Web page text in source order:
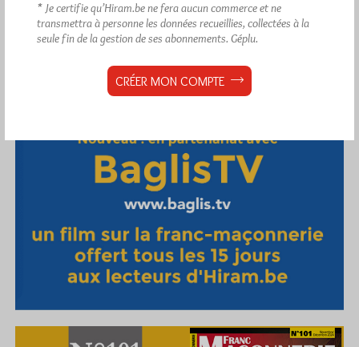
Abonnement aux Newsletters - RSS
* Je certifie qu’Hiram.be ne fera aucun commerce et ne
transmettra à personne les données recueillies, collectées à la
seule fin de la gestion de ses abonnements. Géplu.
CRÉER MON COMPTE